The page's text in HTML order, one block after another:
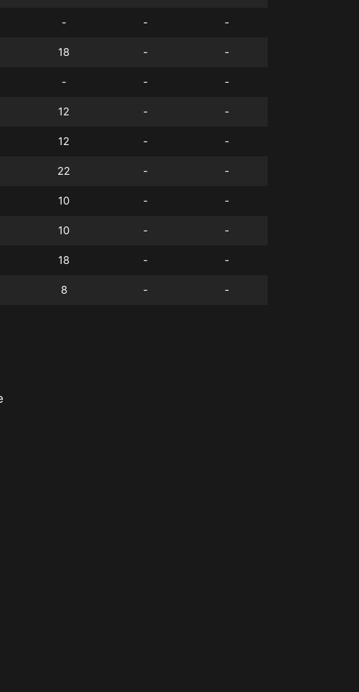
- - -
18 - -
- - -
12 - -
12 - -
22 - -
10 - -
10 - -
18 - -
8 - -